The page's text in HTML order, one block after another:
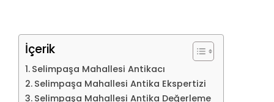
İçerik
Selimpaşa Mahallesi Antikacı
Selimpaşa Mahallesi Antika Ekspertizi
Selimpaşa Mahallesi Antika Değerleme